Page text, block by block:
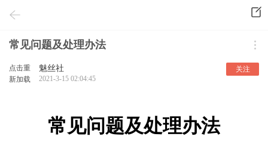
常见问题及处理办法
点击重
新加载
魅丝社
2021-3-15 02:04:45
关注
常见问题及处理办法